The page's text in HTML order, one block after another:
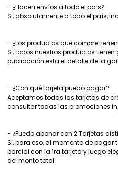
- ¿Hacen envíos a todo el país?
Si, absolutamente a todo el país,
- ¿Los productos que compre
Si, todos nuestros productos
publicación esta el detalle de la
- ¿Con qué tarjeta puedo pagar?
Aceptamos todas las tarjetas de
consultar todas las promociones
- ¿Puedo abonar con 2 Tarjetas
Si, para eso, al momento de
parcial con la 1ra tarjeta y luego
del monto total.